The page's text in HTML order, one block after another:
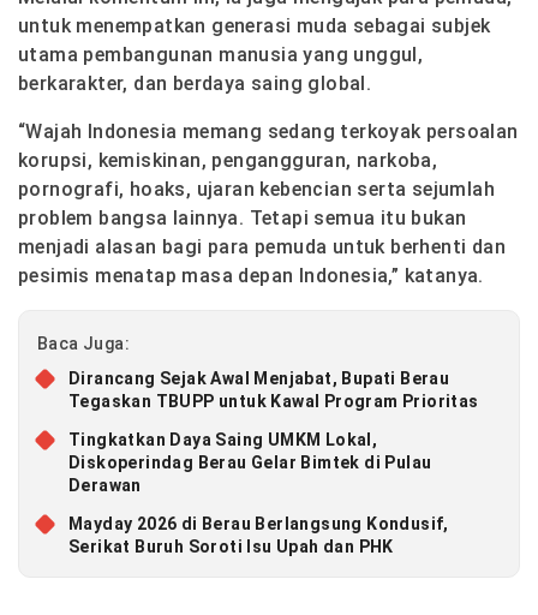
untuk menempatkan generasi muda sebagai subjek
utama pembangunan manusia yang unggul,
berkarakter, dan berdaya saing global.
“Wajah Indonesia memang sedang terkoyak persoalan
korupsi, kemiskinan, pengangguran, narkoba,
pornografi, hoaks, ujaran kebencian serta sejumlah
problem bangsa lainnya. Tetapi semua itu bukan
menjadi alasan bagi para pemuda untuk berhenti dan
pesimis menatap masa depan Indonesia,” katanya.
Baca Juga:
Dirancang Sejak Awal Menjabat, Bupati Berau
Tegaskan TBUPP untuk Kawal Program Prioritas
Tingkatkan Daya Saing UMKM Lokal,
Diskoperindag Berau Gelar Bimtek di Pulau
Derawan
Mayday 2026 di Berau Berlangsung Kondusif,
Serikat Buruh Soroti Isu Upah dan PHK